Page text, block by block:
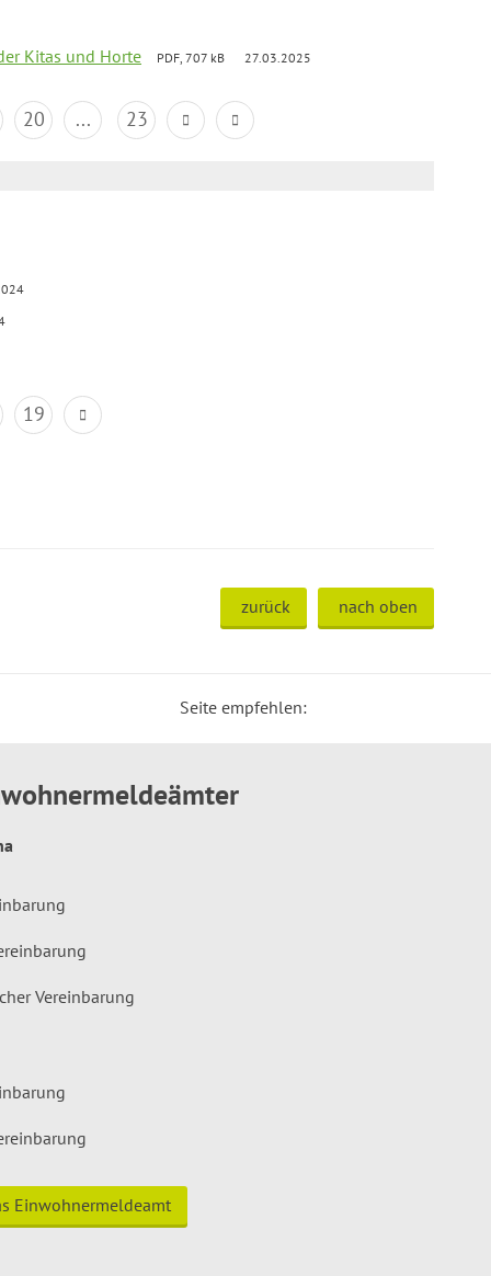
Kitas und Horte PDF, 707 kB 27.03.2025
20 ... 23
19
zurück nach oben
Seite empfehlen:
Vereinbarung
Einwohnermeldeamt